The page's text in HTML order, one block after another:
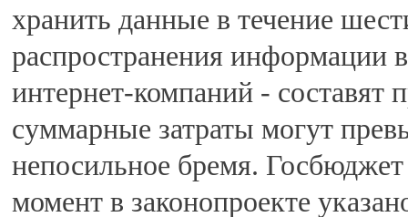
хранить данные в течение
распространения информации
интернет-компаний - составят
суммарные затраты могут
непосильное бремя.
момент в законопроекте